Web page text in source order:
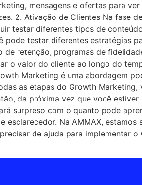
mensagens e ofertas para
2. Ativação de Clientes Na fase
testar diferentes tipos de
testar diferentes estratégias
retenção, programas de
o valor do cliente ao longo do
Marketing é uma abordagem
as etapas do Growth Marketing,
da próxima vez que você estiver
surpreso com o quanto pode
Na AMMAX,
de ajuda para implementar o